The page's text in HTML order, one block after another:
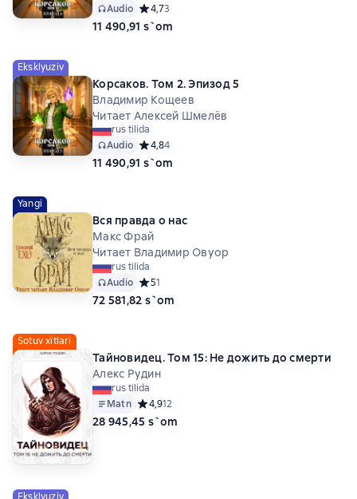
Audio Средний рейтинг 4,7 на основе 3 оценок
4,73
11 490,91 s`om
Eksklyuziv
Корсаков. Том 2. Эпизод 5
Владимир Кощеев
Читает Алексей Шмелёв
rus tilida
Audio Средний рейтинг 4,8 на основе 4 оценок
4,84
11 490,91 s`om
Yangi
Вся правда о нас
Макс Фрай
Читает Владимир Овуор
rus tilida
Audio Средний рейтинг 5 на основе 1 оценок
51
72 581,82 s`om
Sotuv xitlari
Тайновидец. Том 15: Не дожить до смерти
Алекс Рудин
rus tilida
Matn Средний рейтинг 4,9 на основе 12 оценок
4,912
28 945,45 s`om